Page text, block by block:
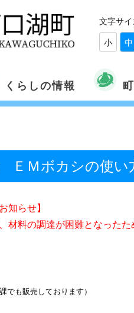
文字サイ
小 中
くらしの情報
ＥＭボカシの使い
知らせ】
材料の調達が困難となったた
も販売しております）